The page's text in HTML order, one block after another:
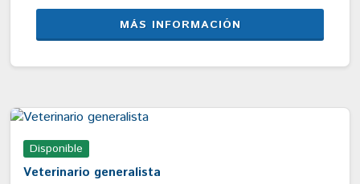
MÁS INFORMACIÓN
Disponible
Veterinario generalista